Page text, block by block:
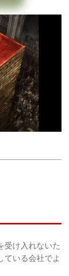
受け入れないた
ている会社でよ